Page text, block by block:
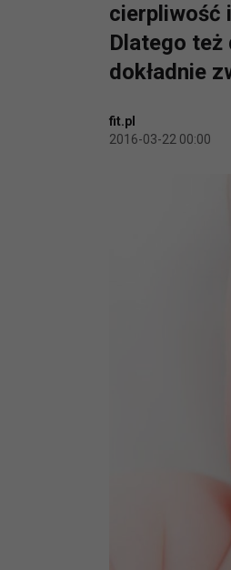
cierpliwość
Dlatego też
dokładnie
fit.pl
2016-03-22 00:00